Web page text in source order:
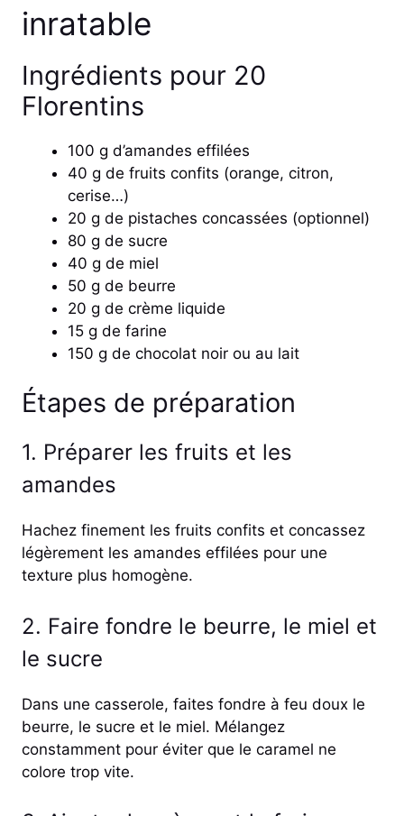
inratable
Ingrédients pour 20
Florentins
100 g d’amandes effilées
40 g de fruits confits (orange, citron,
cerise…)
20 g de pistaches concassées (optionnel)
80 g de sucre
40 g de miel
50 g de beurre
20 g de crème liquide
15 g de farine
150 g de chocolat noir ou au lait
Étapes de préparation
1. Préparer les fruits et les
amandes
Hachez finement les fruits confits et concassez
légèrement les amandes effilées pour une
texture plus homogène.
2. Faire fondre le beurre, le miel et
le sucre
Dans une casserole, faites fondre à feu doux le
beurre, le sucre et le miel. Mélangez
constamment pour éviter que le caramel ne
colore trop vite.